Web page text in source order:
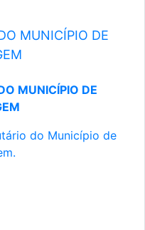
MUNICÍPIO DE
MUNICÍPIO DE
do Município de